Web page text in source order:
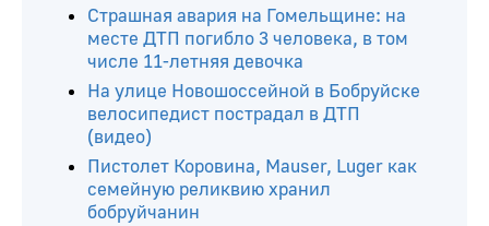
Страшная авария на Гомельщине: на
месте ДТП погибло 3 человека, в том
числе 11-летняя девочка
На улице Новошоссейной в Бобруйске
велосипедист пострадал в ДТП
(видео)
Пистолет Коровина, Mauser, Luger как
семейную реликвию хранил
бобруйчанин